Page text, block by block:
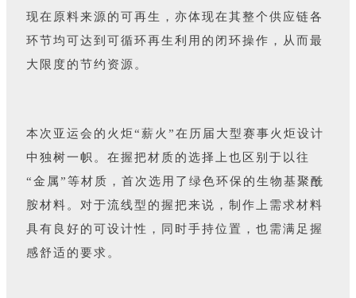
现在原料来源的可再生，亦体现在其整个供应链各
环节均可达到可循环再生利用的闭环操作，从而最
大限度的节约资源。
本次亚运会的火炬“薪火”在历届大型赛事火炬设计
中独树一帜。在握把材质的选择上也区别于以往
“金属”等材质，首次选用了绿色环保的生物基聚酰
胺材料。对于流线型的握把来说，制作上需求材料
具有良好的可设计性，同时手持位置，也需满足握
感舒适的要求。